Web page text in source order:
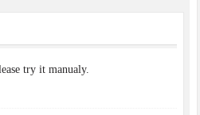
try it manualy.